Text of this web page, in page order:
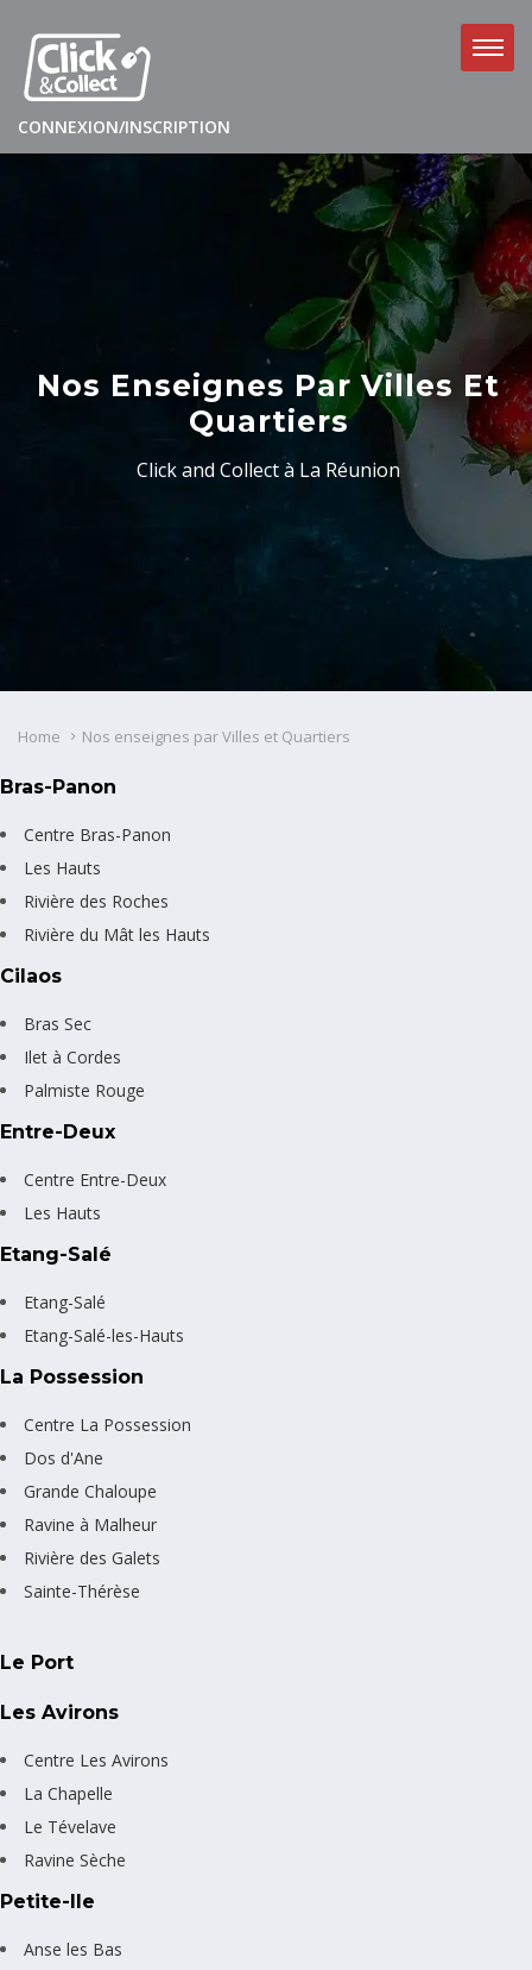
CONNEXION/INSCRIPTION
Nos Enseignes Par Villes Et
Quartiers
Click and Collect à La Réunion
Home Nos enseignes par Villes et Quartiers
Bras-Panon
Centre Bras-Panon
Les Hauts
Rivière des Roches
Rivière du Mât les Hauts
Cilaos
Bras Sec
Ilet à Cordes
Palmiste Rouge
Entre-Deux
Centre Entre-Deux
Les Hauts
Etang-Salé
Etang-Salé
Etang-Salé-les-Hauts
La Possession
Centre La Possession
Dos d'Ane
Grande Chaloupe
Ravine à Malheur
Rivière des Galets
Sainte-Thérèse
Le Port
Les Avirons
Centre Les Avirons
La Chapelle
Le Tévelave
Ravine Sèche
Petite-Ile
Anse les Bas